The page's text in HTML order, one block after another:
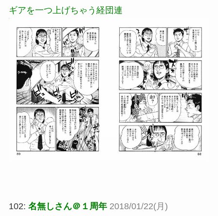
ギアを一つ上げちゃう経団連
102: 名無しさん＠１周年 2018/01/22(月)